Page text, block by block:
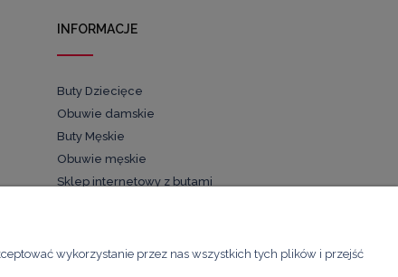
INFORMACJE
Buty Dziecięce
Obuwie damskie
Buty Męskie
Obuwie męskie
Sklep internetowy z butami
wykorzystanie przez nas wszystkich tych plików i przejść